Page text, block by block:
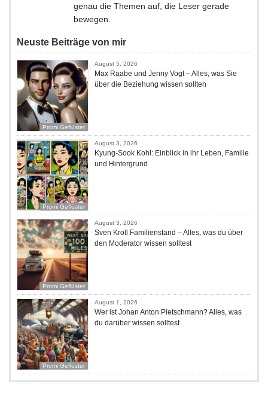
genau die Themen auf, die Leser gerade
bewegen.
Neuste Beiträge von mir
Promi Geflüster
August 5, 2026
Max Raabe und Jenny Vogt – Alles, was Sie
über die Beziehung wissen sollten
Promi Geflüster
August 3, 2026
Kyung-Sook Kohl: Einblick in ihr Leben, Familie
und Hintergrund
Promi Geflüster
August 3, 2026
Sven Kroll Familienstand – Alles, was du über
den Moderator wissen solltest
Promi Geflüster
August 1, 2026
Wer ist Johan Anton Pietschmann? Alles, was
du darüber wissen solltest